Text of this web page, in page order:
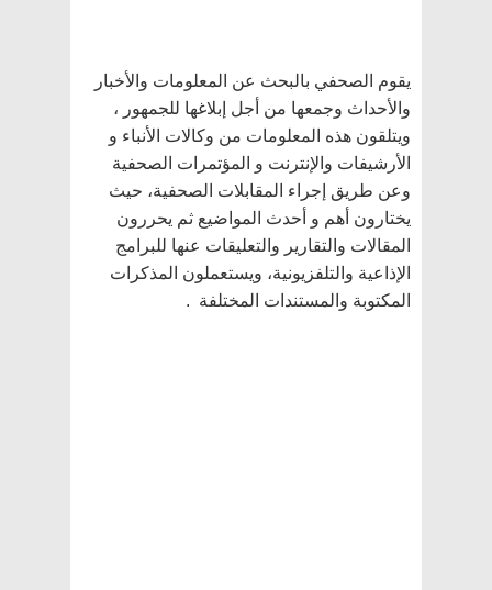
يقوم الصحفي بالبحث عن المعلومات والأخبار
والأحداث وجمعها من أجل إبلاغها للجمهور ،
ويتلقون هذه المعلومات من وكالات الأنباء و
الأرشيفات والإنترنت و المؤتمرات الصحفية
وعن طريق إجراء المقابلات الصحفية، حيث
يختارون أهم و أحدث المواضيع ثم يحررون
المقالات والتقارير والتعليقات عنها للبرامج
الإذاعية والتلفزيونية، ويستعملون المذكرات
المكتوبة والمستندات المختلفة .